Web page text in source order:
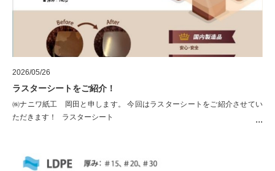
2026/05/26
ラスターシートをご紹介！
㈱ナニワ紙工 岡田と申します。 今回はラスターシートをご紹介させてい
ただきます！ ラスターシート